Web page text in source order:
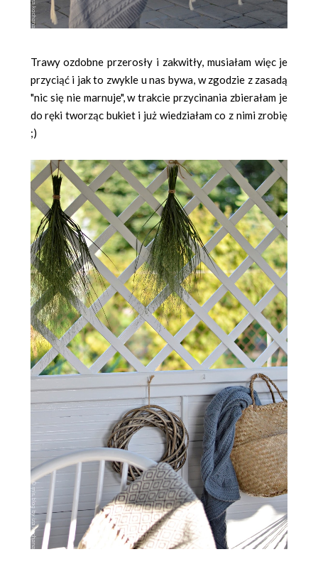
Trawy ozdobne przerosły i zakwitły, musiałam więc je
przyciąć i jak to zwykle u nas bywa, w zgodzie z zasadą
"nic się nie marnuje", w trakcie przycinania zbierałam je
do ręki tworząc bukiet i już wiedziałam co z nimi zrobię
;)